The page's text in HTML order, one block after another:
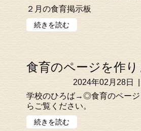
２月の食育掲示板
続きを読む
食育のページを作り
2024年02月28日
学校のひろば→◎食育のペー
らご覧ください。
続きを読む